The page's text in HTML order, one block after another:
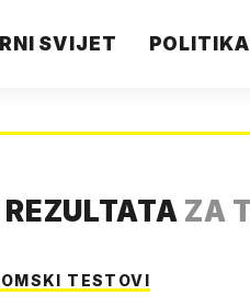
SVIJET
ZA
TESTOVI